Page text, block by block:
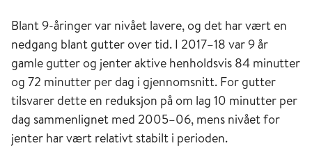
Blant 9-åringer var nivået lavere, og det har vært en
nedgang blant gutter over tid. I 2017–18 var 9 år
gamle gutter og jenter aktive henholdsvis 84 minutter
og 72 minutter per dag i gjennomsnitt. For gutter
tilsvarer dette en reduksjon på om lag 10 minutter per
dag sammenlignet med 2005–06, mens nivået for
jenter har vært relativt stabilt i perioden.